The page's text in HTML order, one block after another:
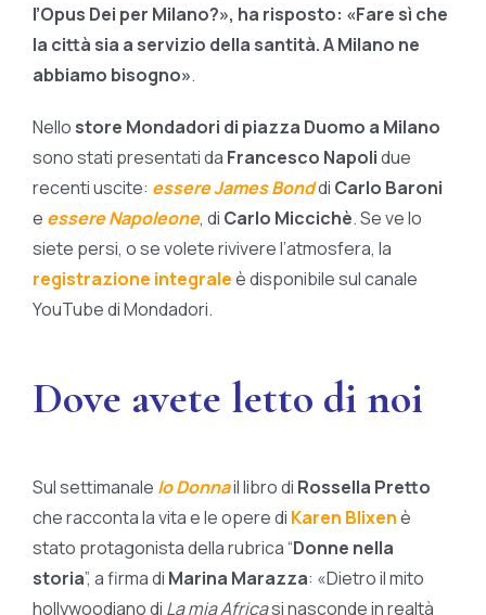
l’Opus Dei per Milano?», ha risposto: «Fare sì che
la città sia a servizio della santità. A Milano ne
abbiamo bisogno».
Nello store Mondadori di piazza Duomo a Milano
sono stati presentati da Francesco Napolidue
recenti uscite: essere James Bonddi Carlo Baroni
e essere Napoleone, di Carlo Miccichè. Se ve lo
siete persi, o se volete rivivere l’atmosfera, la
registrazione integraleè disponibile sul canale
YouTube di Mondadori.
Dove avete letto di noi
Sul settimanale Io Donnail libro di Rossella Pretto
che racconta la vita e le opere di Karen Blixenè
stato protagonista della rubrica “Donne nella
storia”, a firma di Marina Marazza: «Dietro il mito
hollywoodiano di La mia Africasi nasconde in realtà